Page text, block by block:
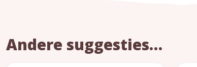
Andere suggesties…